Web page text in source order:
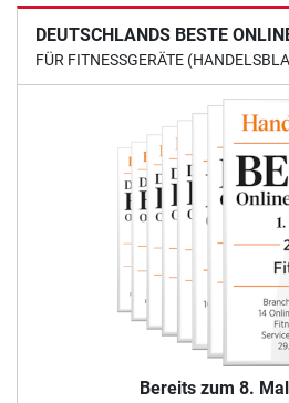
DEUTSCHLANDS BESTE
FÜR FITNESSGERÄTE
Bereits zum 8.